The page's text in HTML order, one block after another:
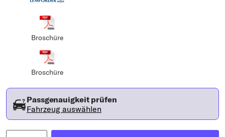
Broschüre
Broschüre
Passgenauigkeit prüfen
Fahrzeug auswählen